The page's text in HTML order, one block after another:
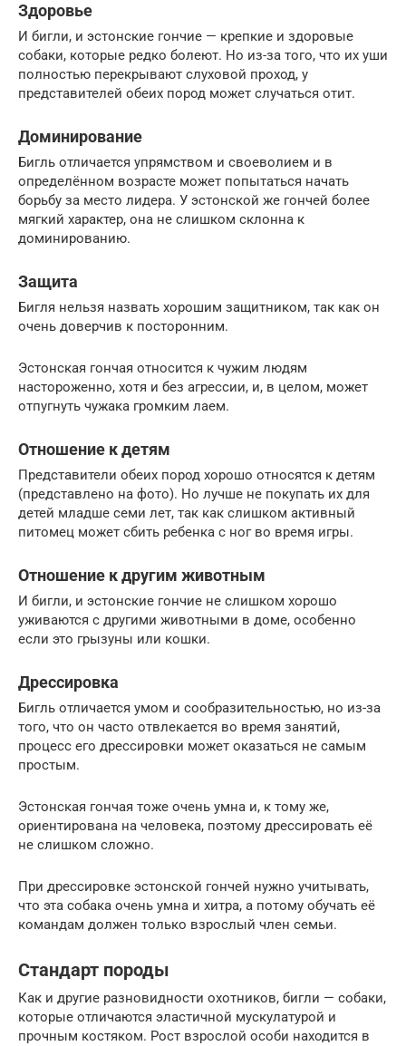
Здоровье
И бигли, и эстонские гончие — крепкие и здоровые
собаки, которые редко болеют. Но из-за того, что их уши
полностью перекрывают слуховой проход, у
представителей обеих пород может случаться отит.
Доминирование
Бигль отличается упрямством и своеволием и в
определённом возрасте может попытаться начать
борьбу за место лидера. У эстонской же гончей более
мягкий характер, она не слишком склонна к
доминированию.
Защита
Бигля нельзя назвать хорошим защитником, так как он
очень доверчив к посторонним.
Эстонская гончая относится к чужим людям
настороженно, хотя и без агрессии, и, в целом, может
отпугнуть чужака громким лаем.
Отношение к детям
Представители обеих пород хорошо относятся к детям
(представлено на фото). Но лучше не покупать их для
детей младше семи лет, так как слишком активный
питомец может сбить ребенка с ног во время игры.
Отношение к другим животным
И бигли, и эстонские гончие не слишком хорошо
уживаются с другими животными в доме, особенно
если это грызуны или кошки.
Дрессировка
Бигль отличается умом и сообразительностью, но из-за
того, что он часто отвлекается во время занятий,
процесс его дрессировки может оказаться не самым
простым.
Эстонская гончая тоже очень умна и, к тому же,
ориентирована на человека, поэтому дрессировать её
не слишком сложно.
При дрессировке эстонской гончей нужно учитывать,
что эта собака очень умна и хитра, а потому обучать её
командам должен только взрослый член семьи.
Стандарт породы
Как и другие разновидности охотников, бигли — собаки,
которые отличаются эластичной мускулатурой и
прочным костяком. Рост взрослой особи находится в